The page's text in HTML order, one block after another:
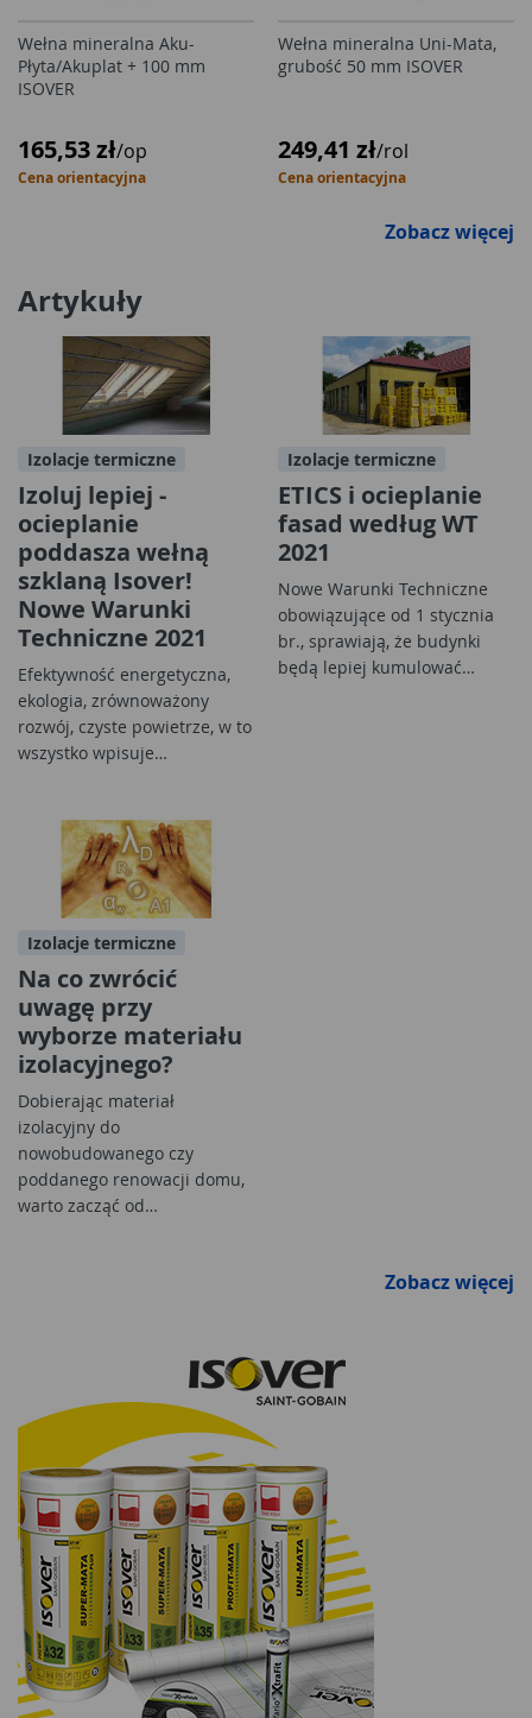
Wełna mineralna Aku-
Płyta/Akuplat + 100 mm
ISOVER
165,53 zł/op
Cena orientacyjna
Wełna mineralna Uni-Mata,
grubość 50 mm ISOVER
249,41 zł/rol
Cena orientacyjna
Zobacz więcej
Artykuły
Izolacje termiczne
Izoluj lepiej -
ocieplanie
poddasza wełną
szklaną Isover!
Nowe Warunki
Techniczne 2021
Efektywność energetyczna,
ekologia, zrównoważony
rozwój, czyste powietrze, w to
wszystko wpisuje…
Izolacje termiczne
ETICS i ocieplanie
fasad według WT
2021
Nowe Warunki Techniczne
obowiązujące od 1 stycznia
br., sprawiają, że budynki
będą lepiej kumulować…
Izolacje termiczne
Na co zwrócić
uwagę przy
wyborze materiału
izolacyjnego?
Dobierając materiał
izolacyjny do
nowobudowanego czy
poddanego renowacji domu,
warto zacząć od…
Zobacz więcej